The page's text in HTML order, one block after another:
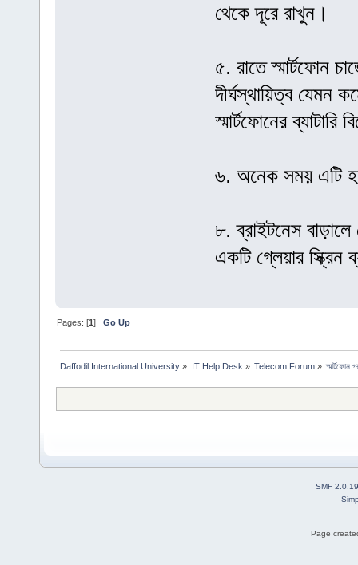
থেকে দূরে রাখুন।
৫. রাতে স্মার্টফোন
দীর্ঘস্থায়িত্ব যেমন
স্মার্টফোনের
৬. অনেক সময় এটি
৮. ব্রাইটনেস
একটি গ্লেয়ার
Pages: [1]Go Up
Daffodil International University » IT Help Desk » Telecom Forum» স্মার্টফোন
SMF 2.0.19
Page